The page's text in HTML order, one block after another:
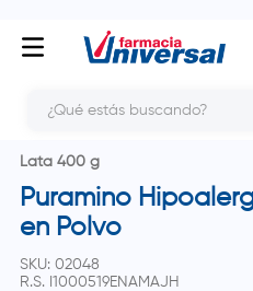
Lata 400 g
Puramino
en Polvo
SKU: 02048
R.S. I1000519ENAMAJH